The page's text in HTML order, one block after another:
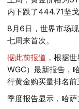
内下跌了444.71坚戈
8月6日，世界市场
七周来首次。
据此前报道 ，根据
WGC）最新报告，
行黄金购买量排名前
季度报告显示，哈萨